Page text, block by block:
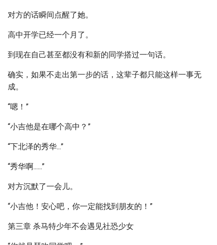
对方的话瞬间点醒了她。
高中开学已经一个月了。
到现在自己甚至都没有和新的同学搭过一句话。
确实，如果不走出第一步的话，这辈子都只能这样一事无
成。
“嗯！”
“小吉他是在哪个高中？”
“下北泽的秀华...”
“秀华啊......”
对方沉默了一会儿。
“小吉他！安心吧，你一定能找到朋友的！”
第三章 杀马特少年不会遇见社恐少女